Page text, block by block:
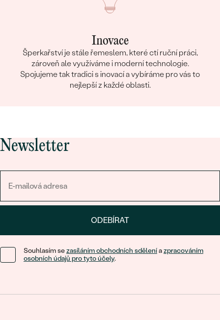
Inovace
Šperkařství je stále řemeslem, které ctí ruční práci,
zároveň ale využíváme i moderní technologie.
Spojujeme tak tradici s inovací a vybíráme pro vás to
nejlepší z každé oblasti.
Newsletter
ODEBÍRAT
Souhlasím sezasíláním obchodních sděleníazpracováním
osobních údajů pro tyto účely.